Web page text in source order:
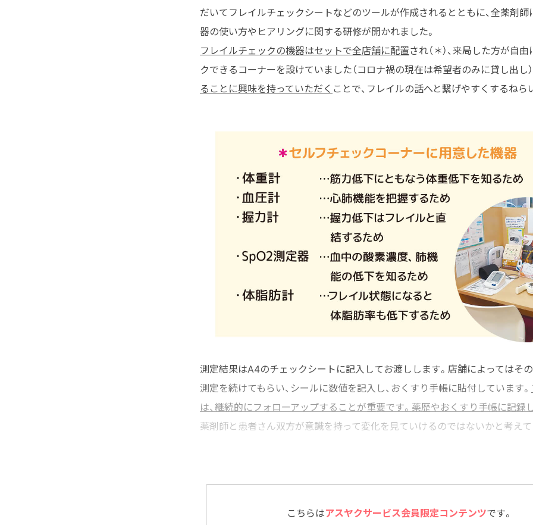
だいてフレイルチェックシートなどのツールが作成されるとともに、全薬剤師
器の使い方やヒアリングに関する研修が開かれました。
フレイルチェックの機器はセットで全店舗に配置され（＊）、来局した方が自
クできるコーナーを設けていました（コロナ禍の現在は希望者のみに貸し出し）
ることに興味を持っていただく ことで、フレイルの話へと繋げやすくするねら
測定結果はA4のチェックシートに記入してお渡しします。店舗によってはそ
測定を続けてもらい、シールに数値を記入し、おくすり手帳に貼付しています。
は、継続的にフォローアップすることが重要です。薬歴やおくすり手帳に記録
薬剤師と患者さん双方が意識を持って変化を見ていけるのではないかと考えて
こちらはアスヤクサービス会員限定コンテンツです。